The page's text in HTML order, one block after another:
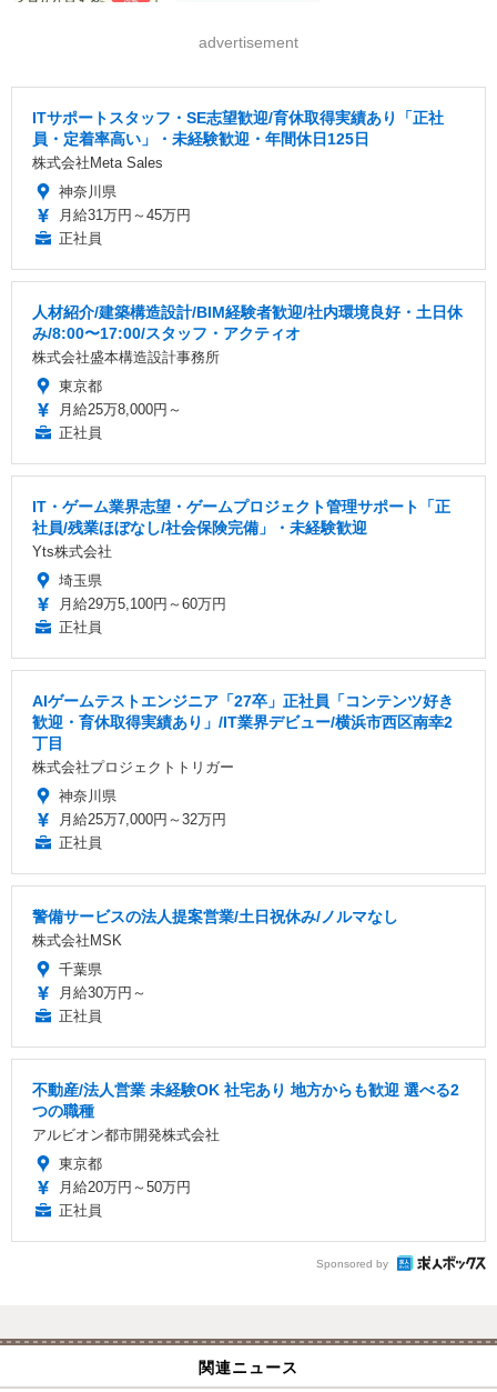
advertisement
ITサポートスタッフ・SE志望歓迎/育休取得実績あり「正社
員・定着率高い」・未経験歓迎・年間休日125日
株式会社Meta Sales
神奈川県
月給31万円～45万円
正社員
人材紹介/建築構造設計/BIM経験者歓迎/社内環境良好・土日休
み/8:00〜17:00/スタッフ・アクティオ
株式会社盛本構造設計事務所
東京都
月給25万8,000円～
正社員
IT・ゲーム業界志望・ゲームプロジェクト管理サポート「正
社員/残業ほぼなし/社会保険完備」・未経験歓迎
Yts株式会社
埼玉県
月給29万5,100円～60万円
正社員
AIゲームテストエンジニア「27卒」正社員「コンテンツ好き
歓迎・育休取得実績あり」/IT業界デビュー/横浜市西区南幸2
丁目
株式会社プロジェクトトリガー
神奈川県
月給25万7,000円～32万円
正社員
警備サービスの法人提案営業/土日祝休み/ノルマなし
株式会社MSK
千葉県
月給30万円～
正社員
不動産/法人営業 未経験OK 社宅あり 地方からも歓迎 選べる2
つの職種
アルビオン都市開発株式会社
東京都
月給20万円～50万円
正社員
Sponsored by
関連ニュース